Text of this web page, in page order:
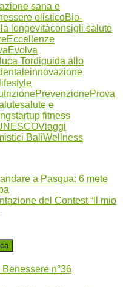
sana e
olisticoBio-
longevitàconsigli salute
Eccellenze
Evolva
Tordiguida allo
innovazione
lifestyle
PrevenzioneProva
salute e
startup fitness
Viaggi
BaliWellness
a Pasqua: 6 mete
del Contest “Il mio